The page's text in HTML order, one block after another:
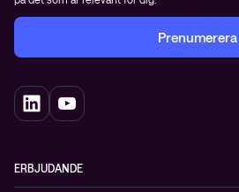
Prenumerera
ERBJUDANDE